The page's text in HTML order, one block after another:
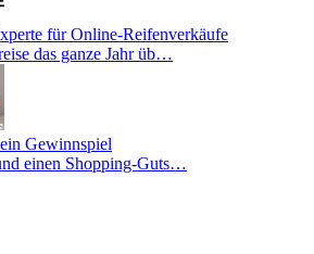
für Online-Reifenverkäufe
das ganze Jahr üb…
Gewinnspiel
einen Shopping-Guts…